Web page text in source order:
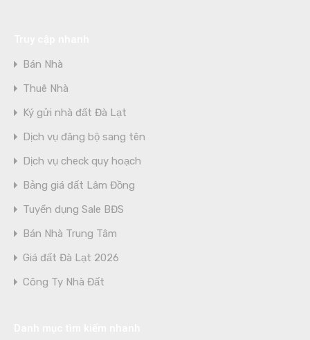
Bán Nhà
Thuê Nhà
Ký gửi nhà đất Đà Lạt
Dịch vụ đăng bộ sang tên
Dịch vụ check quy hoạch
Bảng giá đất Lâm Đồng
Tuyển dụng Sale BĐS
Bán Nhà Trung Tâm
Giá đất Đà Lạt 2026
Công Ty Nhà Đất